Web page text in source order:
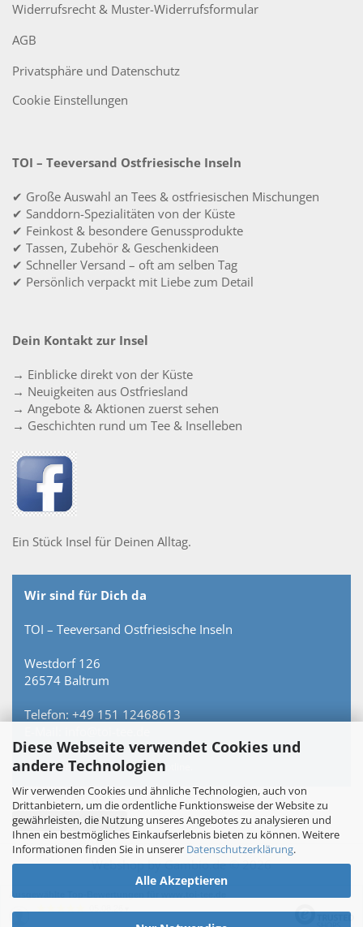
Diese Webseite verwendet Cookies und
andere Technologien
Wir verwenden Cookies und ähnliche Technologien, auch von
Drittanbietern, um die ordentliche Funktionsweise der Website zu
gewährleisten, die Nutzung unseres Angebotes zu analysieren und
Ihnen ein bestmögliches Einkaufserlebnis bieten zu können. Weitere
Informationen finden Sie in unserer Datenschutzerklärung.
Alle Akzeptieren
Widerrufsrecht & Muster-Widerrufsformular
AGB
Privatsphäre und Datenschutz
Cookie Einstellungen
TOI – Teeversand Ostfriesische Inseln
✔ Große Auswahl an Tees & ostfriesischen Mischungen
✔ Sanddorn-Spezialitäten von der Küste
✔ Feinkost & besondere Genussprodukte
✔ Tassen, Zubehör & Geschenkideen
✔ Schneller Versand – oft am selben Tag
✔ Persönlich verpackt mit Liebe zum Detail
Dein Kontakt zur Insel
→ Einblicke direkt von der Küste
→ Neuigkeiten aus Ostfriesland
→ Angebote & Aktionen zuerst sehen
→ Geschichten rund um Tee & Inselleben
Ein Stück Insel für Deinen Alltag.
Wir sind für Dich da
TOI – Teeversand Ostfriesische Inseln
Westdorf 126
26574 Baltrum
Telefon: +49 151 12468613
Persönlich erreichbar – keine Hotline.
Vertrag widerrufen
Webshopby Gambio.de © 2026
Ausgewählte Top-Bewertungen für www.toi-tee.de